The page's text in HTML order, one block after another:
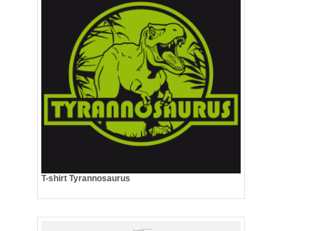
T-shirt Tyrannosaurus